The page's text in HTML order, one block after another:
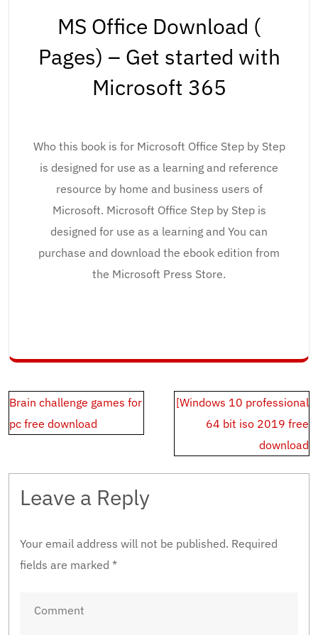
MS Office Download (
Pages) – Get started with
Microsoft 365
Who this book is for Microsoft Office Step by Step
is designed for use as a learning and reference
resource by home and business users of
Microsoft. Microsoft Office Step by Step is
designed for use as a learning and You can
purchase and download the ebook edition from
the Microsoft Press Store.
Post
navigation
Brain challenge games for
pc free download
[Windows 10 professional
64 bit iso 2019 free
download
Leave a Reply
Your email address will not be published. Required
fields are marked *